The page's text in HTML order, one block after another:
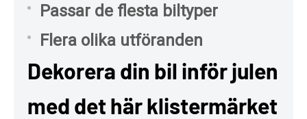
Passar de flesta biltyper
Flera olika utföranden
Dekorera din bil inför julen
med det här klistermärket